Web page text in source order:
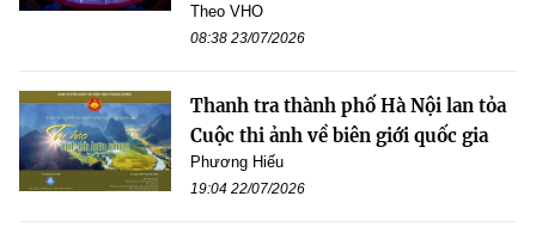
Theo VHO
08:38 23/07/2026
Thanh tra thành phố Hà Nội lan tỏa
Cuộc thi ảnh về biên giới quốc gia
Phương Hiếu
19:04 22/07/2026